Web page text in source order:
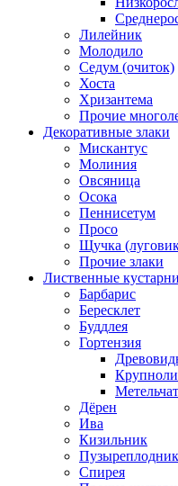
Лилейник
Молодило
Седум (очиток)
Хоста
Хризантема
Прочие
Декоративные злаки
Мискантус
Молиния
Овсяница
Осока
Пеннисетум
Просо
Щучка
Прочие злаки
Лиственные
Барбарис
Бересклет
Буддлея
Гортензия
Дёрен
Ива
Кизильник
Пузыреплодник
Спирея